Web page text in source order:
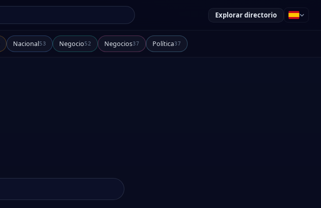
Explorar directorio
Nacional53 Negocio52 Negocios37 Política37